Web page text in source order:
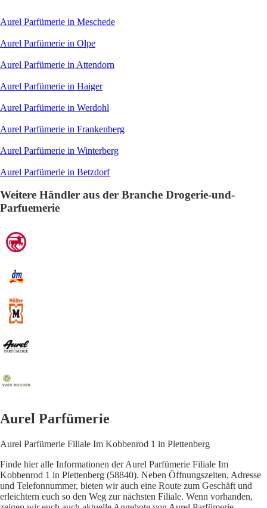
Aurel Parfümerie in Meschede
Aurel Parfümerie in Olpe
Aurel Parfümerie in Attendorn
Aurel Parfümerie in Haiger
Aurel Parfümerie in Werdohl
Aurel Parfümerie in Frankenberg
Aurel Parfümerie in Winterberg
Aurel Parfümerie in Betzdorf
Weitere Händler aus der Branche Drogerie-und-
Parfuemerie
Aurel Parfümerie
Aurel Parfümerie Filiale Im Kobbenrod 1 in Plettenberg
Finde hier alle Informationen der Aurel Parfümerie Filiale Im
Kobbenrod 1 in Plettenberg (58840). Neben Öffnungszeiten, Adresse
und Telefonnummer, bieten wir auch eine Route zum Geschäft und
erleichtern euch so den Weg zur nächsten Filiale. Wenn vorhanden,